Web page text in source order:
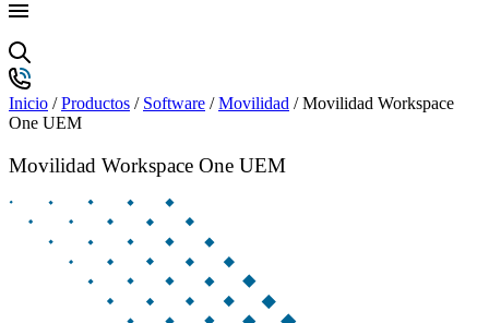
Inicio /Productos / Software /Movilidad / Movilidad Workspace
One UEM
Movilidad Workspace One UEM